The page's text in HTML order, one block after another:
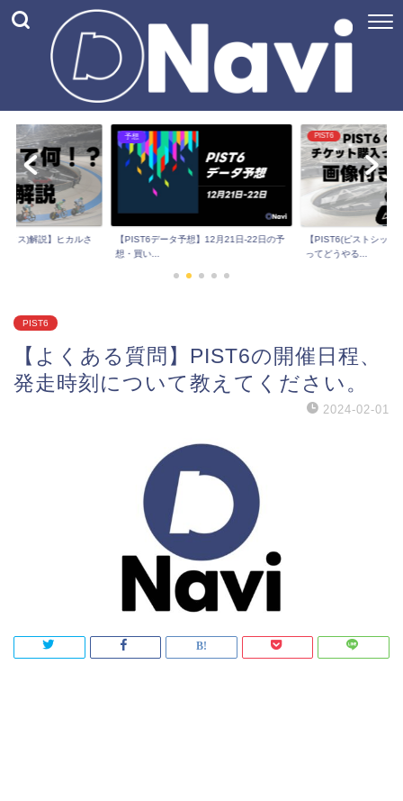
】12月21日-22日の予
PIST6
【PIST6(ピストシックス)入門】会員登録
ってどうやる...
PIST6入門
【PIST6(ピストシック
してみよ...
PIST6
【よくある質問】PIST6の開催日程、
発走時刻について教えてください。
2024-02-01